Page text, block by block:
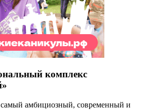
комплекс
амбициозный, современный и